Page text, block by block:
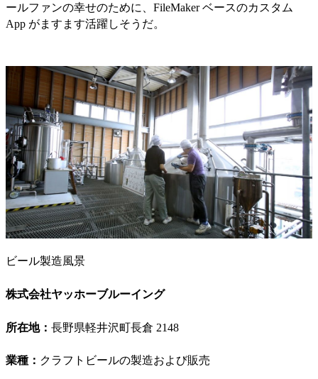
ールファンの幸せのために、FileMaker ベースのカスタム
App がますます活躍しそうだ。
ビール製造風景
株式会社ヤッホーブルーイング
所在地： 長野県軽井沢町長倉 2148
業種： クラフトビールの製造および販売